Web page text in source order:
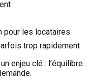
pour les locataires
trop rapidement
enjeu clé : l’équilibre